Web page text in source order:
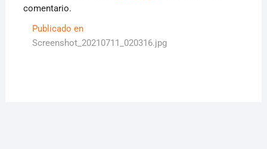
comentario.
Navegación
de
Publicado en
Screenshot_20210711_020316.jpg